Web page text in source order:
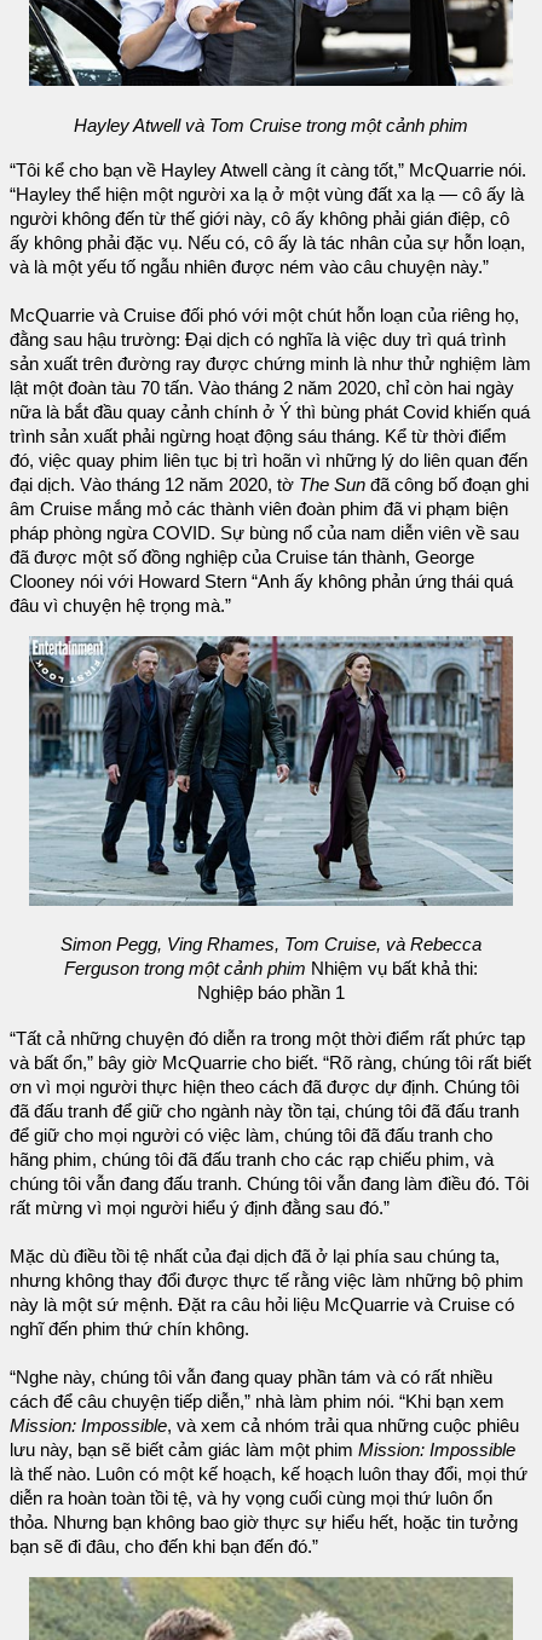
Hayley Atwell và Tom Cruise trong một cảnh phim
“Tôi kể cho bạn về Hayley Atwell càng ít càng tốt,” McQuarrie nói.
“Hayley thể hiện một người xa lạ ở một vùng đất xa lạ — cô ấy là
người không đến từ thế giới này, cô ấy không phải gián điệp, cô
ấy không phải đặc vụ. Nếu có, cô ấy là tác nhân của sự hỗn loạn,
và là một yếu tố ngẫu nhiên được ném vào câu chuyện này.”
McQuarrie và Cruise đối phó với một chút hỗn loạn của riêng họ,
đằng sau hậu trường: Đại dịch có nghĩa là việc duy trì quá trình
sản xuất trên đường ray được chứng minh là như thử nghiệm làm
lật một đoàn tàu 70 tấn. Vào tháng 2 năm 2020, chỉ còn hai ngày
nữa là bắt đầu quay cảnh chính ở Ý thì bùng phát Covid khiến quá
trình sản xuất phải ngừng hoạt động sáu tháng. Kể từ thời điểm
đó, việc quay phim liên tục bị trì hoãn vì những lý do liên quan đến
đại dịch. Vào tháng 12 năm 2020, tờ The Sun đã công bố đoạn ghi
âm Cruise mắng mỏ các thành viên đoàn phim đã vi phạm biện
pháp phòng ngừa COVID. Sự bùng nổ của nam diễn viên về sau
đã được một số đồng nghiệp của Cruise tán thành, George
Clooney nói với Howard Stern “Anh ấy không phản ứng thái quá
đâu vì chuyện hệ trọng mà.”
Simon Pegg, Ving Rhames, Tom Cruise, và Rebecca
Ferguson trong một cảnh phim Nhiệm vụ bất khả thi:
Nghiệp báo phần 1
“Tất cả những chuyện đó diễn ra trong một thời điểm rất phức tạp
và bất ổn,” bây giờ McQuarrie cho biết. “Rõ ràng, chúng tôi rất biết
ơn vì mọi người thực hiện theo cách đã được dự định. Chúng tôi
đã đấu tranh để giữ cho ngành này tồn tại, chúng tôi đã đấu tranh
để giữ cho mọi người có việc làm, chúng tôi đã đấu tranh cho
hãng phim, chúng tôi đã đấu tranh cho các rạp chiếu phim, và
chúng tôi vẫn đang đấu tranh. Chúng tôi vẫn đang làm điều đó. Tôi
rất mừng vì mọi người hiểu ý định đằng sau đó.”
Mặc dù điều tồi tệ nhất của đại dịch đã ở lại phía sau chúng ta,
nhưng không thay đổi được thực tế rằng việc làm những bộ phim
này là một sứ mệnh. Đặt ra câu hỏi liệu McQuarrie và Cruise có
nghĩ đến phim thứ chín không.
“Nghe này, chúng tôi vẫn đang quay phần tám và có rất nhiều
cách để câu chuyện tiếp diễn,” nhà làm phim nói. “Khi bạn xem
Mission: Impossible, và xem cả nhóm trải qua những cuộc phiêu
lưu này, bạn sẽ biết cảm giác làm một phim Mission: Impossible
là thế nào. Luôn có một kế hoạch, kế hoạch luôn thay đổi, mọi thứ
diễn ra hoàn toàn tồi tệ, và hy vọng cuối cùng mọi thứ luôn ổn
thỏa. Nhưng bạn không bao giờ thực sự hiểu hết, hoặc tin tưởng
bạn sẽ đi đâu, cho đến khi bạn đến đó.”